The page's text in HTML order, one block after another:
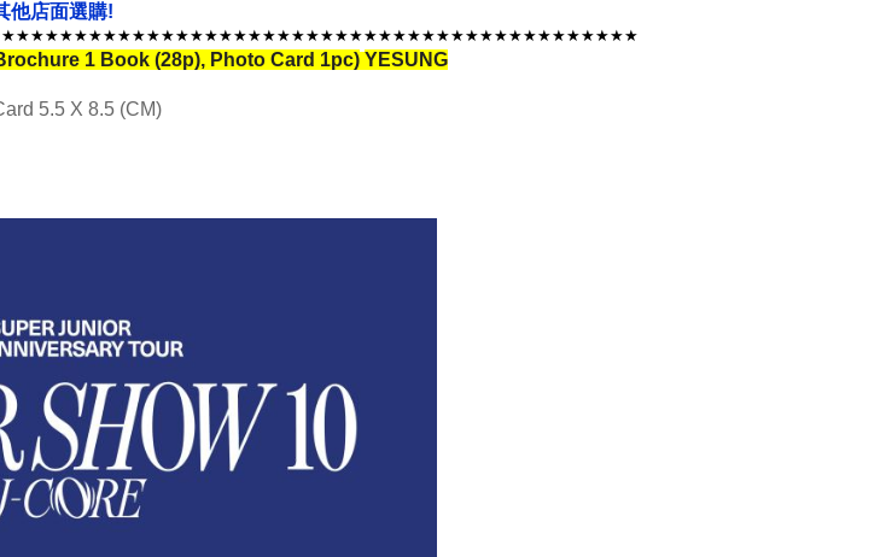
他店面選購!
★★
1 Book (28p), Photo Card 1pc) YESUNG
5.5 X 8.5 (CM)